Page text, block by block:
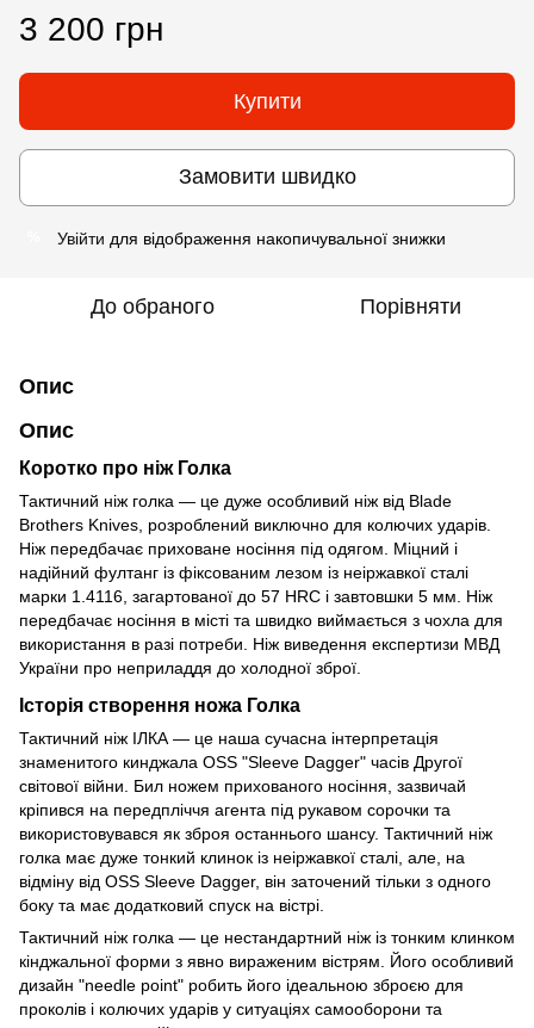
3 200 грн
Купити
Замовити швидко
Увійти для відображення накопичувальної знижки
До обраного Порівняти
Опис
Опис
Коротко про ніж Голка
Тактичний ніж голка — це дуже особливий ніж від Blade
Brothers Knives, розроблений виключно для колючих ударів.
Ніж передбачає приховане носіння під одягом. Міцний і
надійний фултанг із фіксованим лезом із неіржавкої сталі
марки 1.4116, загартованої до 57 HRC і завтовшки 5 мм. Ніж
передбачає носіння в місті та швидко виймається з чохла для
використання в разі потреби. Ніж виведення експертизи МВД
України про неприладдя до холодної зброї.
Історія створення ножа Голка
Тактичний ніж ІЛКА — це наша сучасна інтерпретація
знаменитого кинджала OSS "Sleeve Dagger" часів Другої
світової війни. Бил ножем прихованого носіння, зазвичай
кріпився на передпліччя агента під рукавом сорочки та
використовувався як зброя останнього шансу. Тактичний ніж
голка має дуже тонкий клинок із неіржавкої сталі, але, на
відміну від OSS Sleeve Dagger, він заточений тільки з одного
боку та має додатковий спуск на вістрі.
Тактичний ніж голка — це нестандартний ніж із тонким клинком
кінджальної форми з явно вираженим вістрям. Його особливий
дизайн "needle point" робить його ідеальною зброєю для
проколів і колючих ударів у ситуаціях самооборони та